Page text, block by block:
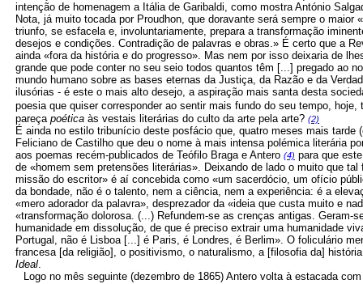
intenção de homenagem a Itália de Garibaldi, como mostra António
Nota, já muito tocada por Proudhon, que doravante será sempre o
triunfo, se esfacela e, involuntariamente, prepara a transformação
desejos e condições. Contradição de palavras e obras.» É certo que a
ainda «fora da história e do progresso». Mas nem por isso deixaria de
grande que pode conter no seu seio todos quantos têm [...] pregado ao
mundo humano sobre as bases eternas da Justiça, da Razão e da
ilusórias - é este o mais alto desejo, a aspiração mais santa desta
poesia que quiser corresponder ao sentir mais fundo do seu tempo,
pareça poética às vestais literárias do culto da arte pela arte? (2)
É ainda no estilo tribunício deste posfácio que, quatro meses mais
Feliciano de Castilho que deu o nome à mais intensa polémica literária
aos poemas recém-publicados de Teófilo Braga e Antero (4) para que
de «homem sem pretensões literárias». Deixando de lado o muito que
missão do escritor» é aí concebida como «um sacerdócio, um ofício
da bondade, não é o talento, nem a ciência, nem a experiência: é a
«mero adorador da palavra», desprezador da «ideia que custa muito e
«transformação dolorosa. (...) Refundem-se as crenças antigas.
humanidade em dissolução, de que é preciso extrair uma humanidade
Portugal, não é Lisboa [...] é Paris, é Londres, é Berlim». O foliculário
francesa [da religião], o positivismo, o naturalismo, a [filosofia da]
Ideal.
Logo no mês seguinte (dezembro de 1865) Antero volta à estacada